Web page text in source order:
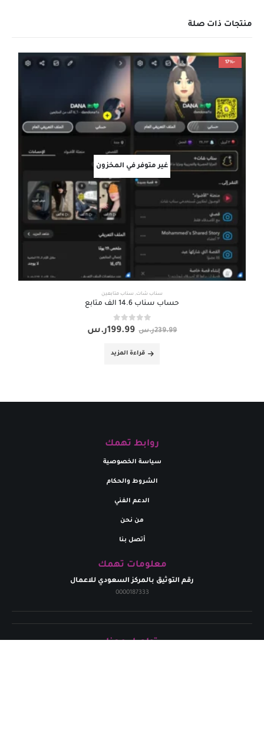
منتجات ذات صلة
-17%
غير متوفر في المخزون
سناب شات , سناب متابعين
حساب سناب 14.6 الف متابع
239.99ر.س 199.99ر.س
قراءة المزيد
روابط تهمك
سياسة الخصوصية
الشروط والحكام
الدعم الفني
من نحن
أتصل بنا
معلومات تهمك
رقم التوثيق بالمركز السعودي للاعمال
0000187333
تواصل معنا